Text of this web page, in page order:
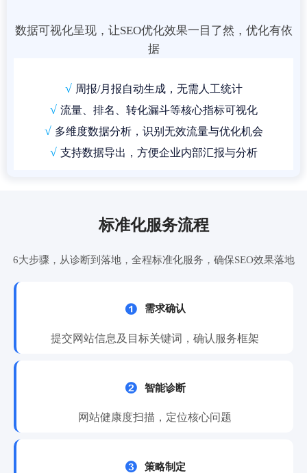
数据可视化呈现，让SEO优化效果一目了然，优化有依
据
√ 周报/月报自动生成，无需人工统计
√ 流量、排名、转化漏斗等核心指标可视化
√ 多维度数据分析，识别无效流量与优化机会
√ 支持数据导出，方便企业内部汇报与分析
标准化服务流程
6大步骤，从诊断到落地，全程标准化服务，确保SEO效果落地
 需求确认
提交网站信息及目标关键词，确认服务框架
 智能诊断
网站健康度扫描，定位核心问题
 策略制定